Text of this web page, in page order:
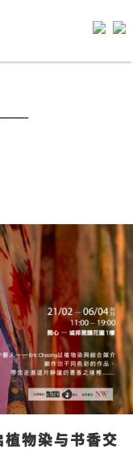
——
物染与书香交